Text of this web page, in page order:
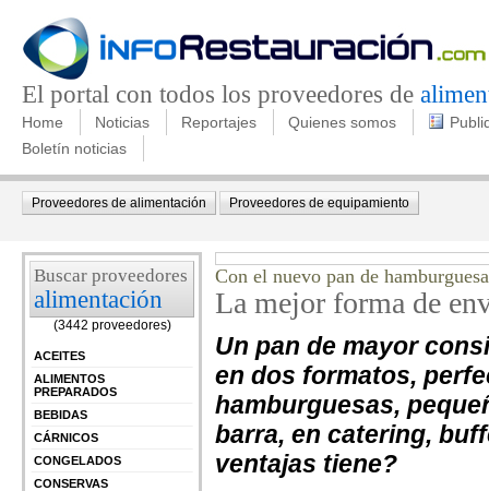
El portal con todos los proveedores de
Home Noticias Reportajes Quienes somos
Boletín noticias
Proveedores de alimentación Proveedores de equipamiento
Buscar proveedores
alimentación
(3442 proveedores)
ACEITES
ALIMENTOS
PREPARADOS
BEBIDAS
CÁRNICOS
CONGELADOS
CONSERVAS
Con el nuevo pan de
La mejor forma de
Un pan de mayor
en dos formatos,
hamburguesas,
barra, en catering,
ventajas tiene?